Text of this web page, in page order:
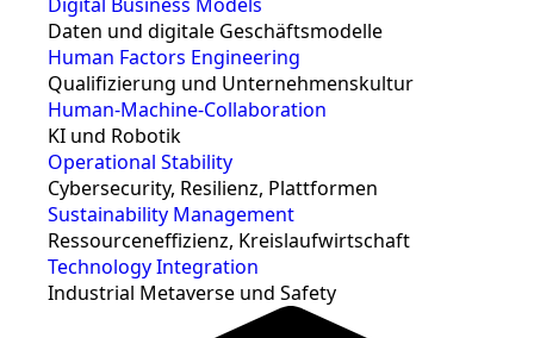
Daten und digitale Geschäftsmodelle
Human Factors Engineering
Qualifizierung und Unternehmenskultur
Human-Machine-Collaboration
KI und Robotik
Operational Stability
Cybersecurity, Resilienz, Plattformen
Sustainability Management
Ressourceneffizienz, Kreislaufwirtschaft
Technology Integration
Industrial Metaverse und Safety